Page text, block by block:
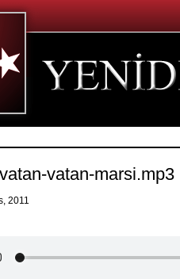
vatan-marsi.mp3
2011